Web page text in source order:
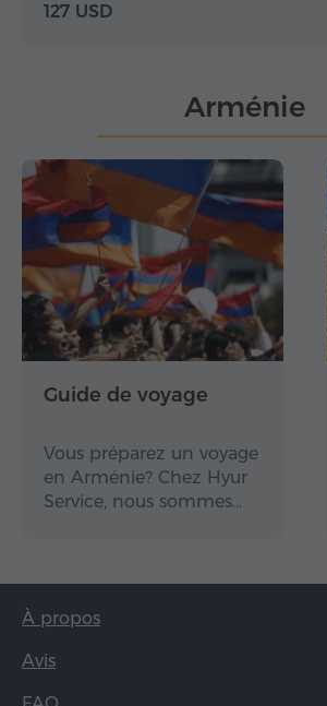
127 USD
Arménie
Guide de voyage
Vous préparez un voyage
en Arménie? Chez Hyur
Service, nous sommes…
À propos
Avis